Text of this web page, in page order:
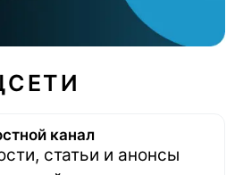
канал
статьи и анонсы